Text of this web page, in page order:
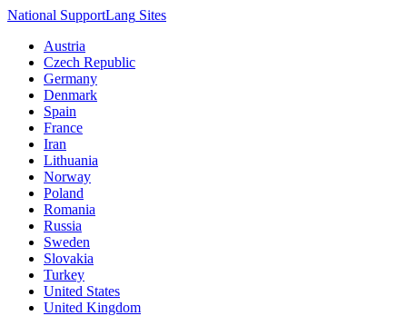
National SupportLang Sites
Austria
Czech Republic
Germany
Denmark
Spain
France
Iran
Lithuania
Norway
Poland
Romania
Russia
Sweden
Slovakia
Turkey
United States
United Kingdom